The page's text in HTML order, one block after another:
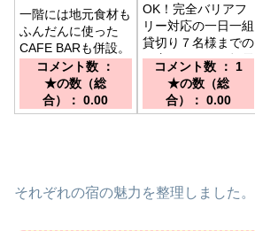
一階には地元食材も
ふんだんに使った
CAFE BARも併設。
お洒落な個室もあり
ビジネス利用にも最
適。／出雲市駅より
徒歩にて約５分
コメント数 ：
★の数（総
合）： 0.00
OK！完全バリアフ
リー対応の一日一組
貸切り７名様までの
お宿です。／一畑電
鉄出雲大社前駅より
徒歩約１０分
コメント数 ： 1
★の数（総
合）： 0.00
それぞれの宿の魅力を整理しました。